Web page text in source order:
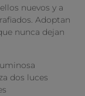
nuevos y a
Adoptan
nunca dejan
dos luces